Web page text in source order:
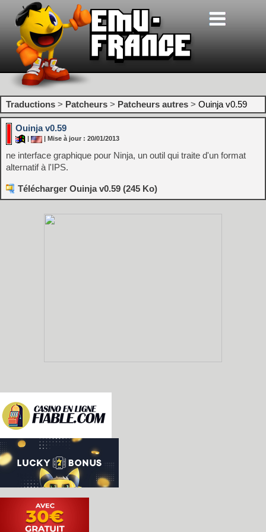
Traductions > Patcheurs > Patcheurs autres > Ouinja v0.59
Ouinja v0.59
| Mise à jour : 20/01/2013
ne interface graphique pour Ninja, un outil qui traite d'un format
alternatif à l'IPS.
Télécharger Ouinja v0.59 (245 Ko)